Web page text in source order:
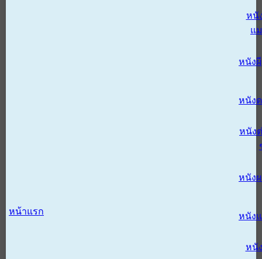
หน้าแรก
หนั
แ
หนังผี
หนัง
หนัง
หนัง
หนัง
หนั